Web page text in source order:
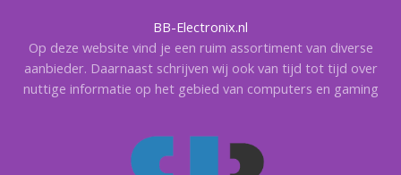
BB-Electronix.nl
Op deze website vind je een ruim assortiment van diverse
aanbieder. Daarnaast schrijven wij ook van tijd tot tijd over
nuttige informatie op het gebied van computers en gaming